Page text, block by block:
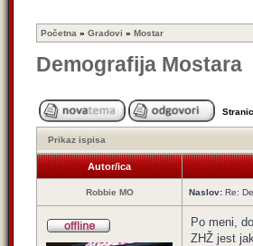
Početna » Gradovi » Mostar
Demografija Mostara
Prikaz ispisa
Autor/ica
Robbie MO Naslov: Re:
Po meni,
ZHŽ jest